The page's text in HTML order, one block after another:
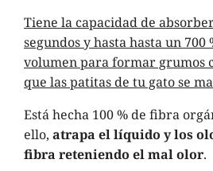
Tiene la capacidad de
segundos y hasta hasta un 700
volumen para formar grumos
que las patitas de tu gato se
Está hecha 100 % de fibra
ello, atrapa el líquido y los
fibra reteniendo el mal olor.